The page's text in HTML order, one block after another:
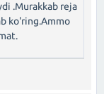
.Murakkab reja
ko'ring.Ammo